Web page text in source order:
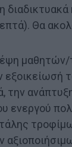
διαδικτυακά
Θα
μαθητών/
εξοικείωσή
την
ενεργού